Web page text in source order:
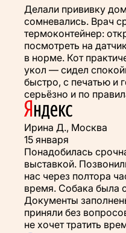
Делали прививку
сомневались. Врач
термоконтейнер:
посмотреть на
в норме. Кот
укол — сидел
быстро, с печатью и
серьёзно и по
Ирина Д., Москва
15 января
Понадобилась
выставкой.
нас через полтора
время. Собака была
Документы
приняли без
не хочет тратить